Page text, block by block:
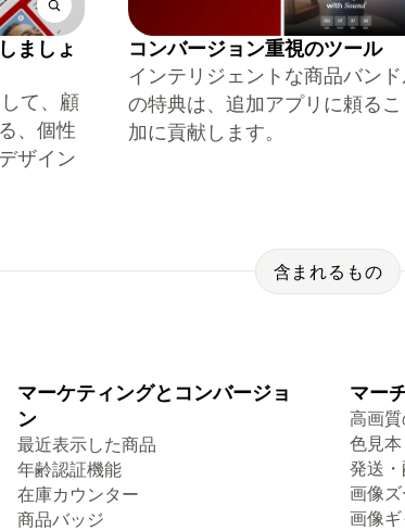
ましょ
て、顧
、個性
ザイン
コンバージョン重視のツール
インテリジェントな商品バン
の特典は、追加アプリに頼る
加に貢献します。
含まれるもの
マーケティングとコンバージョ
ン
最近表示した商品
年齢認証機能
在庫カウンター
商品バッジ
マー
高画
色見本
発送
画像
画像